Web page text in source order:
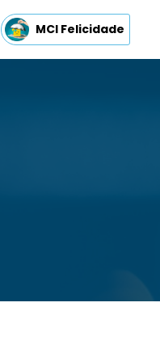
MCI Felicidade